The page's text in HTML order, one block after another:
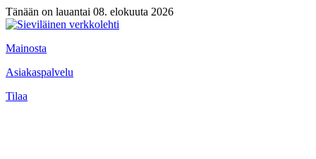
Tänään on lauantai 08. elokuuta 2026
Mainosta
Asiakaspalvelu
Tilaa